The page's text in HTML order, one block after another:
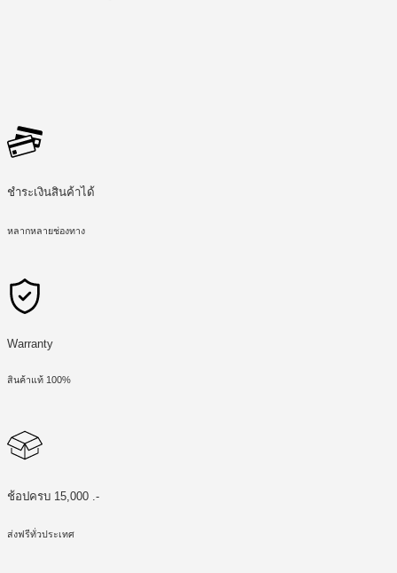
ชำระเงินสินค้าได้
หลากหลายช่องทาง
Warranty
สินค้าแท้ 100%
ช้อปครบ 15,000 .-
ส่งฟรีทั่วประเทศ